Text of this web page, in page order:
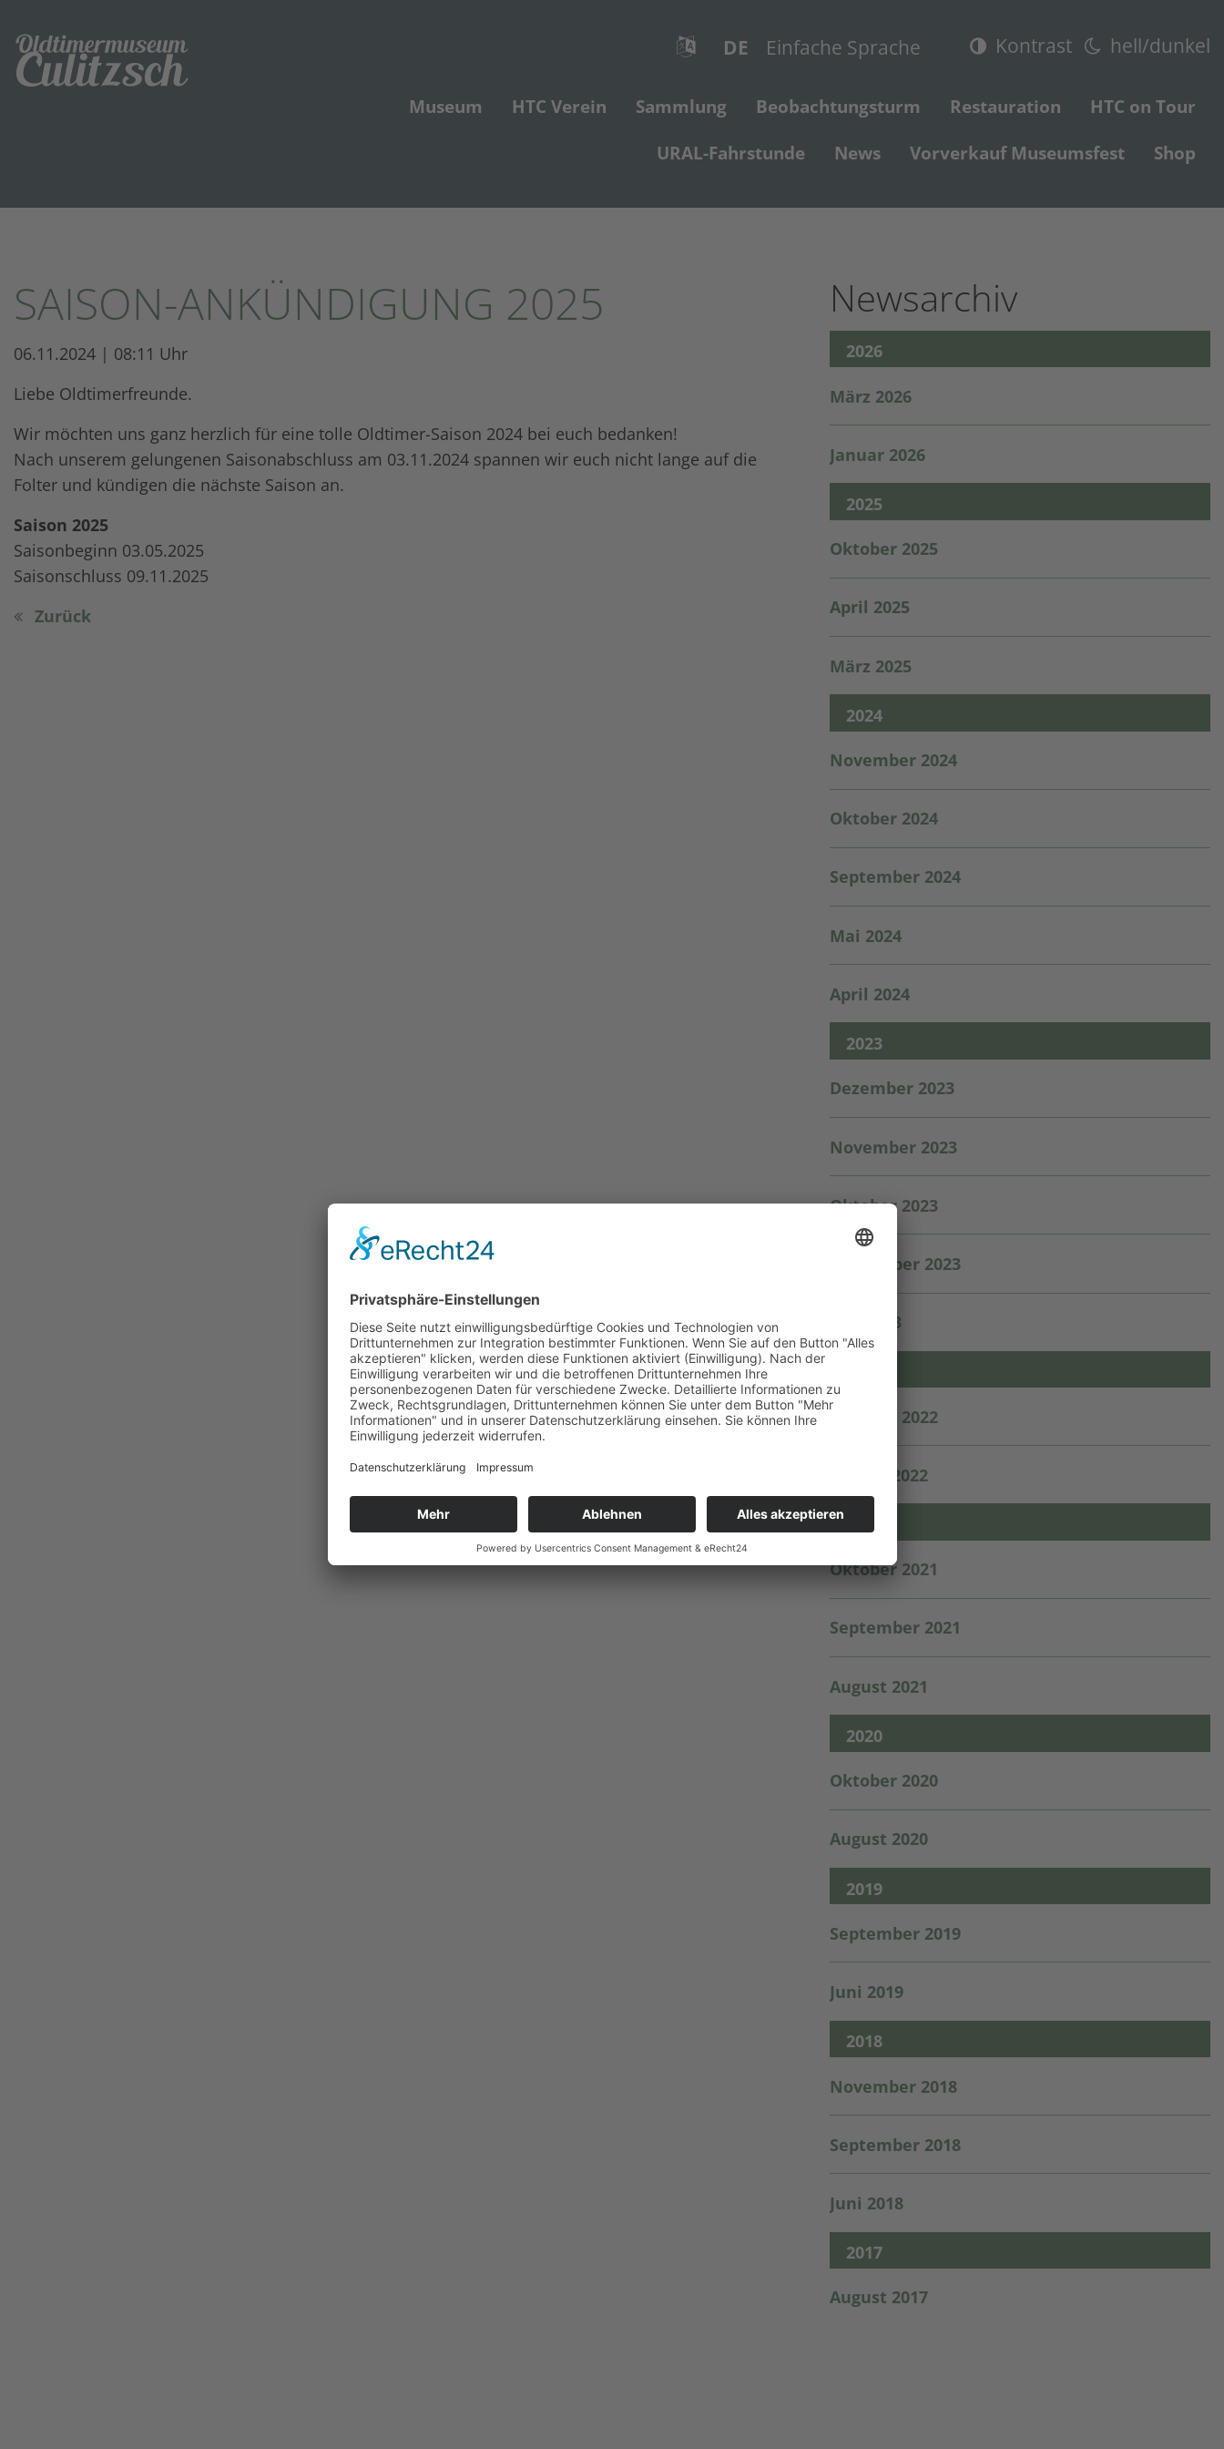
DE Einfache Sprache Kontrast hell/dunkel
Museum HTC Verein Sammlung Beobachtungsturm Restauration
HTC on Tour
URAL-Fahrstunde
News Vorverkauf Museumsfest Shop
SAISON-ANKÜNDIGUNG 2025
06.11.2024 | 08:11 Uhr
Liebe Oldtimerfreunde.
Wir möchten uns ganz herzlich für eine tolle Oldtimer-Saison 2024 bei euch bedanken!
Nach unserem gelungenen Saisonabschluss am 03.11.2024 spannen wir euch nicht lange auf die
Folter und kündigen die nächste Saison an.
Saison 2025
Saisonbeginn 03.05.2025
Saisonschluss 09.11.2025
Zurück
Newsarchiv
2026
März 2026
Januar 2026
2025
Oktober 2025
April 2025
März 2025
2024
November 2024
Oktober 2024
September 2024
Mai 2024
April 2024
2023
Dezember 2023
November 2023
Oktober 2023
September 2023
Mai 2023
Oktober 2022
August 2022
2021
Oktober 2021
September 2021
August 2021
2020
Oktober 2020
August 2020
2019
September 2019
Juni 2019
2018
November 2018
September 2018
Juni 2018
2017
August 2017